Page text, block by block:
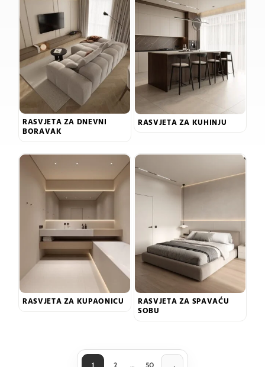
RASVJETA ZA DNEVNI
BORAVAK
RASVJETA ZA KUHINJU
RASVJETA ZA KUPAONICU RASVJETA ZA SPAVAĆU
SOBU
1 2 … 50